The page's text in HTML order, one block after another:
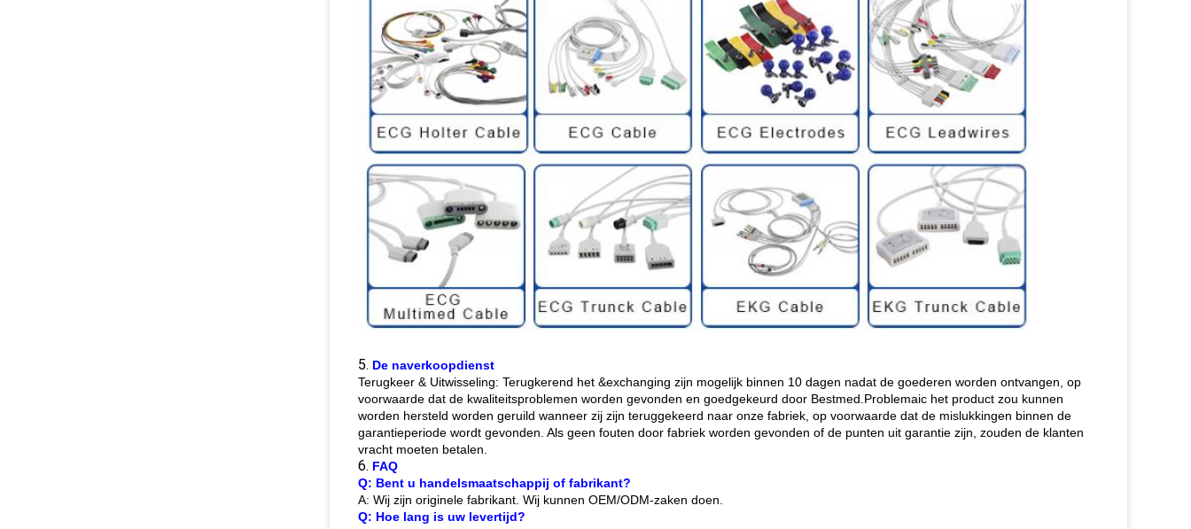
5. De naverkoopdienst
Terugkeer & Uitwisseling: Terugkerend het &exchanging zijn mogelijk binnen 10 dagen nadat de goederen worden ontvangen, op
voorwaarde dat de kwaliteitsproblemen worden gevonden en goedgekeurd door Bestmed.Problemaic het product zou kunnen
worden hersteld worden geruild wanneer zij zijn teruggekeerd naar onze fabriek, op voorwaarde dat de mislukkingen binnen de
garantieperiode wordt gevonden. Als geen fouten door fabriek worden gevonden of de punten uit garantie zijn, zouden de klanten
vracht moeten betalen.
6. FAQ
Q: Bent u handelsmaatschappij of fabrikant?
A: Wij zijn originele fabrikant. Wij kunnen OEM/ODM-zaken doen.
Q: Hoe lang is uw levertijd?